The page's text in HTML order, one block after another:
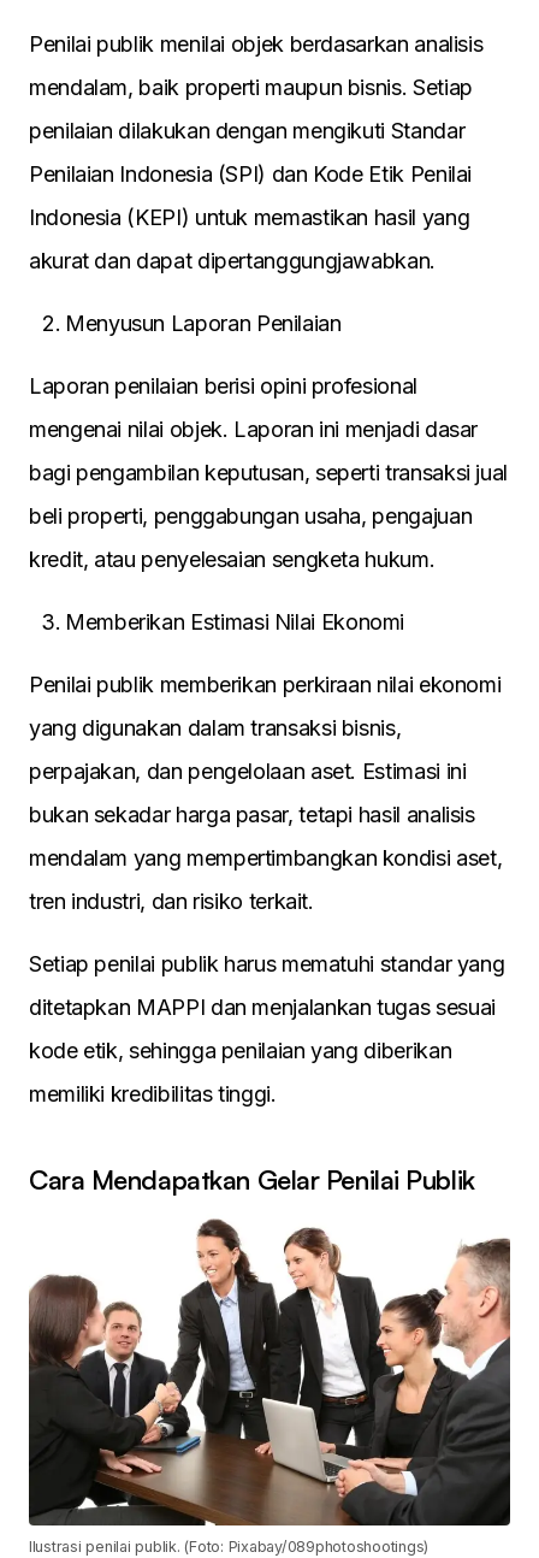
Penilai publik menilai objek berdasarkan analisis
mendalam, baik properti maupun bisnis. Setiap
penilaian dilakukan dengan mengikuti Standar
Penilaian Indonesia (SPI) dan Kode Etik Penilai
Indonesia (KEPI) untuk memastikan hasil yang
akurat dan dapat dipertanggungjawabkan.
Menyusun Laporan Penilaian
Laporan penilaian berisi opini profesional
mengenai nilai objek. Laporan ini menjadi dasar
bagi pengambilan keputusan, seperti transaksi jual
beli properti, penggabungan usaha, pengajuan
kredit, atau penyelesaian sengketa hukum.
Memberikan Estimasi Nilai Ekonomi
Penilai publik memberikan perkiraan nilai ekonomi
yang digunakan dalam transaksi bisnis,
perpajakan, dan pengelolaan aset. Estimasi ini
bukan sekadar harga pasar, tetapi hasil analisis
mendalam yang mempertimbangkan kondisi aset,
tren industri, dan risiko terkait.
Setiap penilai publik harus mematuhi standar yang
ditetapkan MAPPI dan menjalankan tugas sesuai
kode etik, sehingga penilaian yang diberikan
memiliki kredibilitas tinggi.
Cara Mendapatkan Gelar Penilai Publik
Ilustrasi penilai publik. (Foto: Pixabay/089photoshootings)